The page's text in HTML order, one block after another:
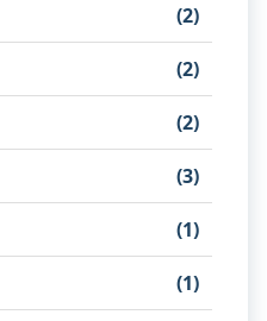
(2)
(2)
(2)
(3)
(1)
(1)